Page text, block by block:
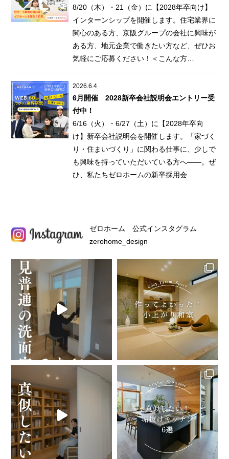
8/20（木）・21（金）に【2028年卒向け】
インターンシップを開催します。住宅業界に
関心のある方、京阪グループの会社に興味が
ある方、地元企業で働きたい方など、ぜひお
気軽にご応募ください！＜こんな方…
2026.6.4
6月開催 2028新卒会社説明会エントリー受
付中！
6/16（火）・6/27（土）に【2028年卒向
け】新卒会社説明会を開催します。「家づく
り・住まいづくり」に関わる仕事に、少しで
も興味を持っていただいている方へ——。ぜ
ひ、私たちゼロホームの新卒採用会…
ゼロホーム 公式インスタグラム
zerohome_design